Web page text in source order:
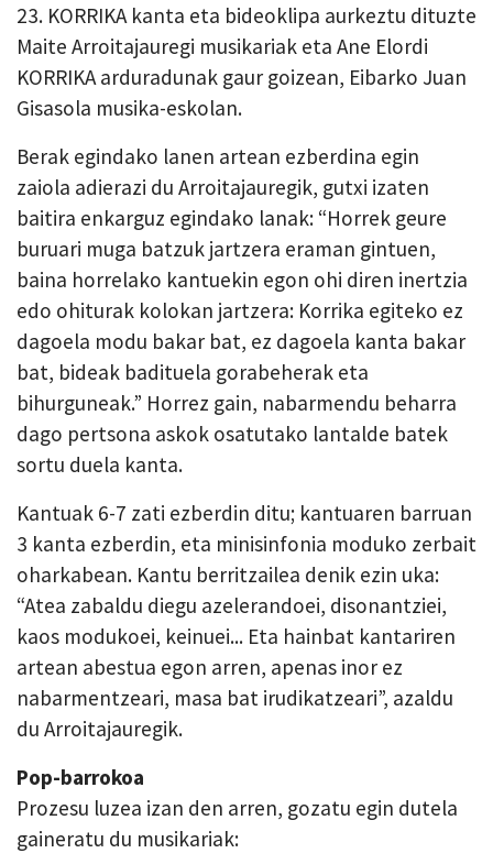
23. KORRIKA kanta eta bideoklipa aurkeztu dituzte
Maite Arroitajauregi musikariak eta Ane Elordi
KORRIKA arduradunak gaur goizean, Eibarko Juan
Gisasola musika-eskolan.
Berak egindako lanen artean ezberdina egin
zaiola adierazi du Arroitajauregik, gutxi izaten
baitira enkarguz egindako lanak: “Horrek geure
buruari muga batzuk jartzera eraman gintuen,
baina horrelako kantuekin egon ohi diren inertzia
edo ohiturak kolokan jartzera: Korrika egiteko ez
dagoela modu bakar bat, ez dagoela kanta bakar
bat, bideak badituela gorabeherak eta
bihurguneak.” Horrez gain, nabarmendu beharra
dago pertsona askok osatutako lantalde batek
sortu duela kanta.
Kantuak 6-7 zati ezberdin ditu; kantuaren barruan
3 kanta ezberdin, eta minisinfonia moduko zerbait
oharkabean. Kantu berritzailea denik ezin uka:
“Atea zabaldu diegu azelerandoei, disonantziei,
kaos modukoei, keinuei... Eta hainbat kantariren
artean abestua egon arren, apenas inor ez
nabarmentzeari, masa bat irudikatzeari”, azaldu
du Arroitajauregik.
Pop-barrokoa
Prozesu luzea izan den arren, gozatu egin dutela
gaineratu du musikariak: